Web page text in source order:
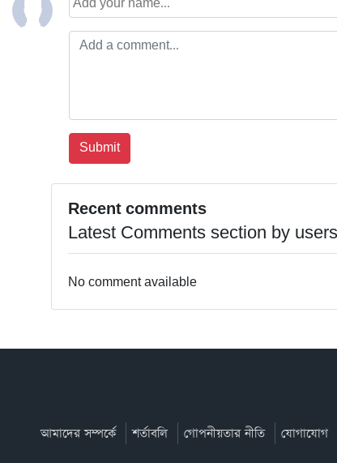
Recent comments
Latest Comments section by users
No comment available
আমাদের সম্পর্কে শর্তাবলি গোপনীয়তার নীতি যোগাযোগ